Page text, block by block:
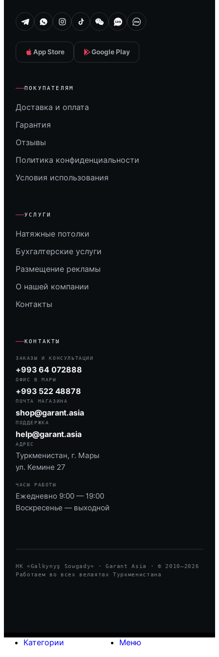
App Store Google Play
ПОКУПАТЕЛЯМ
Доставка и оплата
Гарантия
Отзывы
Политика конфиденциальности
Условия использования
УСЛУГИ
Натяжные потолки
Бухгалтерские услуги
Размещение рекламы
О нашей компании
Контакты
КОНТАКТЫ
ЗАКАЗЫ И КОНСУЛЬТАЦИИ
+993 64 072888
ОФИС В МАРЫ
+993 522 48878
ПОЧТА МАГАЗИНА
shop@garant.asia
ПОДДЕРЖКА
help@garant.asia
АДРЕС
Туркменистан, г. Мары
ул. Кемине 27
ЧАСЫ РАБОТЫ
Ежедневно 9:00 — 19:00
Воскресенье — выходной
HK «Galkynyş Sowgady» · Garant Asia · © 2010—2026
Работаем во всех велаятах Туркменистана
Меню
Категории